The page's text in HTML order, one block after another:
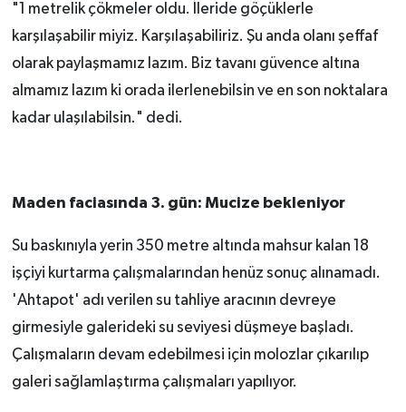
"1 metrelik çökmeler oldu. İleride göçüklerle
karşılaşabilir miyiz. Karşılaşabiliriz. Şu anda olanı şeffaf
olarak paylaşmamız lazım. Biz tavanı güvence altına
almamız lazım ki orada ilerlenebilsin ve en son noktalara
kadar ulaşılabilsin." dedi.
Maden faciasında 3. gün: Mucize bekleniyor
Su baskınıyla yerin 350 metre altında mahsur kalan 18
işçiyi kurtarma çalışmalarından henüz sonuç alınamadı.
'Ahtapot' adı verilen su tahliye aracının devreye
girmesiyle galerideki su seviyesi düşmeye başladı.
Çalışmaların devam edebilmesi için molozlar çıkarılıp
galeri sağlamlaştırma çalışmaları yapılıyor.